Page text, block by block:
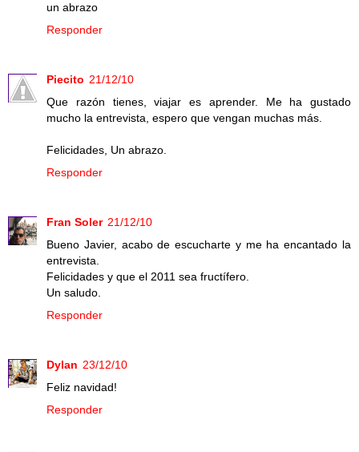
un abrazo
Responder
Piecito 21/12/10
Que razón tienes, viajar es aprender. Me ha gustado
mucho la entrevista, espero que vengan muchas más.
Felicidades, Un abrazo.
Responder
Fran Soler 21/12/10
Bueno Javier, acabo de escucharte y me ha encantado la
entrevista.
Felicidades y que el 2011 sea fructífero.
Un saludo.
Responder
Dylan 23/12/10
Feliz navidad!
Responder